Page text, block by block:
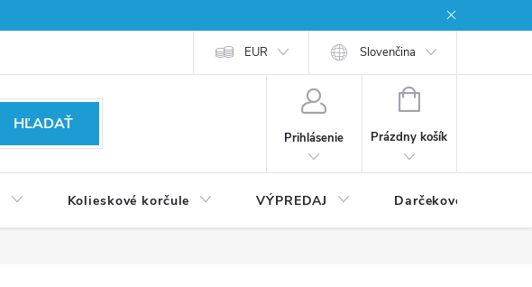
EUR Slovenčina
HĽADAŤ
Prihlásenie
NÁKUPNÝ
Prázdny košík
Kolieskové korčule VÝPREDAJ Darčekové poukážky